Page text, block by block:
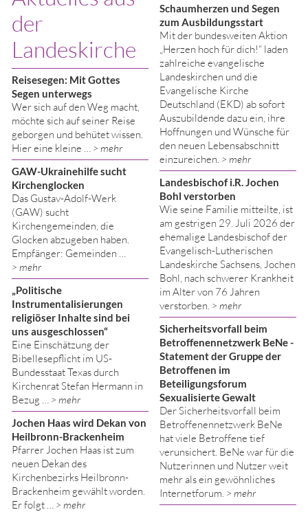
der
Landeskirche
Reisesegen: Mit Gottes
Segen unterwegs
Wer sich auf den Weg macht,
möchte sich auf seiner Reise
geborgen und behütet wissen.
Hier eine kleine … > mehr
GAW-Ukrainehilfe sucht
Kirchenglocken
Das Gustav-Adolf-Werk
(GAW) sucht
Kirchengemeinden, die
Glocken abzugeben haben.
Empfänger: Gemeinden …
> mehr
„Politische
Instrumentalisierungen
religiöser Inhalte sind bei
uns ausgeschlossen“
Eine Einschätzung der
Bibellesepflicht im US-
Bundesstaat Texas durch
Kirchenrat Stefan Hermann in
Bezug … > mehr
Jochen Haas wird Dekan von
Heilbronn-Brackenheim
Pfarrer Jochen Haas ist zum
neuen Dekan des
Kirchenbezirks Heilbronn-
Brackenheim gewählt worden.
Er folgt … > mehr
Schaumherzen und Segen
zum Ausbildungsstart
Mit der bundesweiten Aktion
„Herzen hoch für dich!“ laden
zahlreiche evangelische
Landeskirchen und die
Evangelische Kirche
Deutschland (EKD) ab sofort
Auszubildende dazu ein, ihre
Hoffnungen und Wünsche für
den neuen Lebensabschnitt
einzureichen. > mehr
Landesbischof i.R. Jochen
Bohl verstorben
Wie seine Familie mitteilte, ist
am gestrigen 29. Juli 2026 der
ehemalige Landesbischof der
Evangelisch-Lutherischen
Landeskirche Sachsens, Jochen
Bohl, nach schwerer Krankheit
im Alter von 76 Jahren
verstorben. > mehr
Sicherheitsvorfall beim
Betroffenennetzwerk BeNe -
Statement der Gruppe der
Betroffenen im
Beteiligungsforum
Sexualisierte Gewalt
Der Sicherheitsvorfall beim
Betroffenennetzwerk BeNe
hat viele Betroffene tief
verunsichert. BeNe war für die
Nutzerinnen und Nutzer weit
mehr als ein gewöhnliches
Internetforum. > mehr